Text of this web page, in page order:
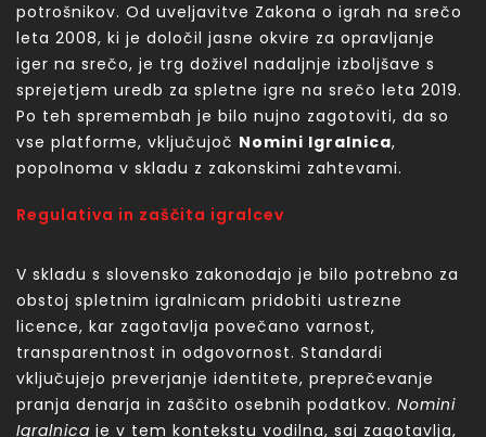
potrošnikov. Od uveljavitve Zakona o igrah na srečo
leta 2008, ki je določil jasne okvire za opravljanje
iger na srečo, je trg doživel nadaljnje izboljšave s
sprejetjem uredb za spletne igre na srečo leta 2019.
Po teh spremembah je bilo nujno zagotoviti, da so
vse platforme, vključujoč Nomini Igralnica,
popolnoma v skladu z zakonskimi zahtevami.
Regulativa in zaščita igralcev
V skladu s slovensko zakonodajo je bilo potrebno za
obstoj spletnim igralnicam pridobiti ustrezne
licence, kar zagotavlja povečano varnost,
transparentnost in odgovornost. Standardi
vključujejo preverjanje identitete, preprečevanje
pranja denarja in zaščito osebnih podatkov. Nomini
Igralnica je v tem kontekstu vodilna, saj zagotavlja,